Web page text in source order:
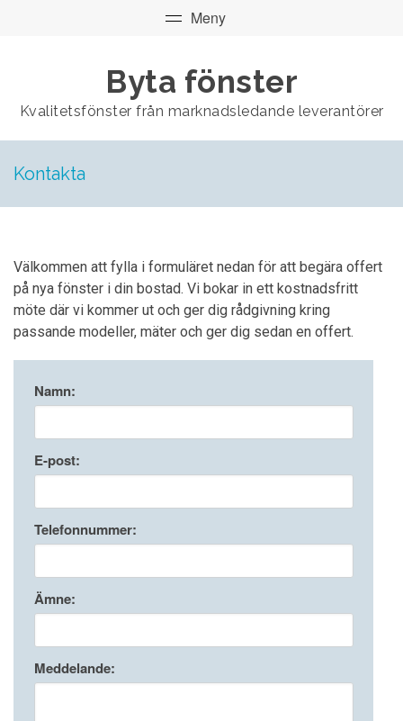
Byta fönster
Kvalitetsfönster från marknadsledande leverantörer
Kontakta
Välkommen att fylla i formuläret nedan för att begära offert
på nya fönster i din bostad. Vi bokar in ett kostnadsfritt
möte där vi kommer ut och ger dig rådgivning kring
passande modeller, mäter och ger dig sedan en offert.
Namn:
E-post:
Telefonnummer:
Ämne:
Meddelande: